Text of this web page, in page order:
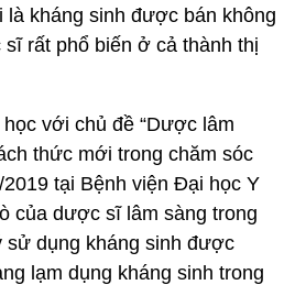
là kháng sinh được bán không
rất phổ biến ở cả thành thị
với chủ đề “Dược lâm
thức mới trong chăm sóc
2019 tại Bệnh viện Đại học Y
của dược sĩ lâm sàng trong
dụng kháng sinh được
lạm dụng kháng sinh trong